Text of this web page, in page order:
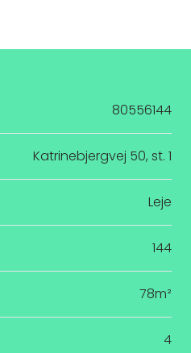
80556144
Katrinebjergvej 50, st. 1
Leje
144
78m²
4